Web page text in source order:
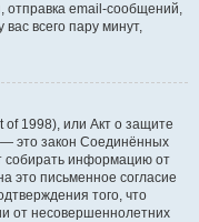
отправка email-сообщений,
вас всего пару минут,
of 1998), или Акт о защите
— это закон Соединённых
собирать информацию от
это письменное согласие
того, что
от несовершеннолетних